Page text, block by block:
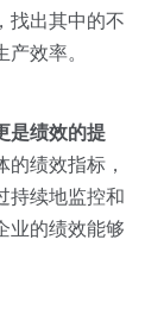
找出其中的不
效率。
是绩效的提
绩效指标，
持续地监控和
业的绩效能够